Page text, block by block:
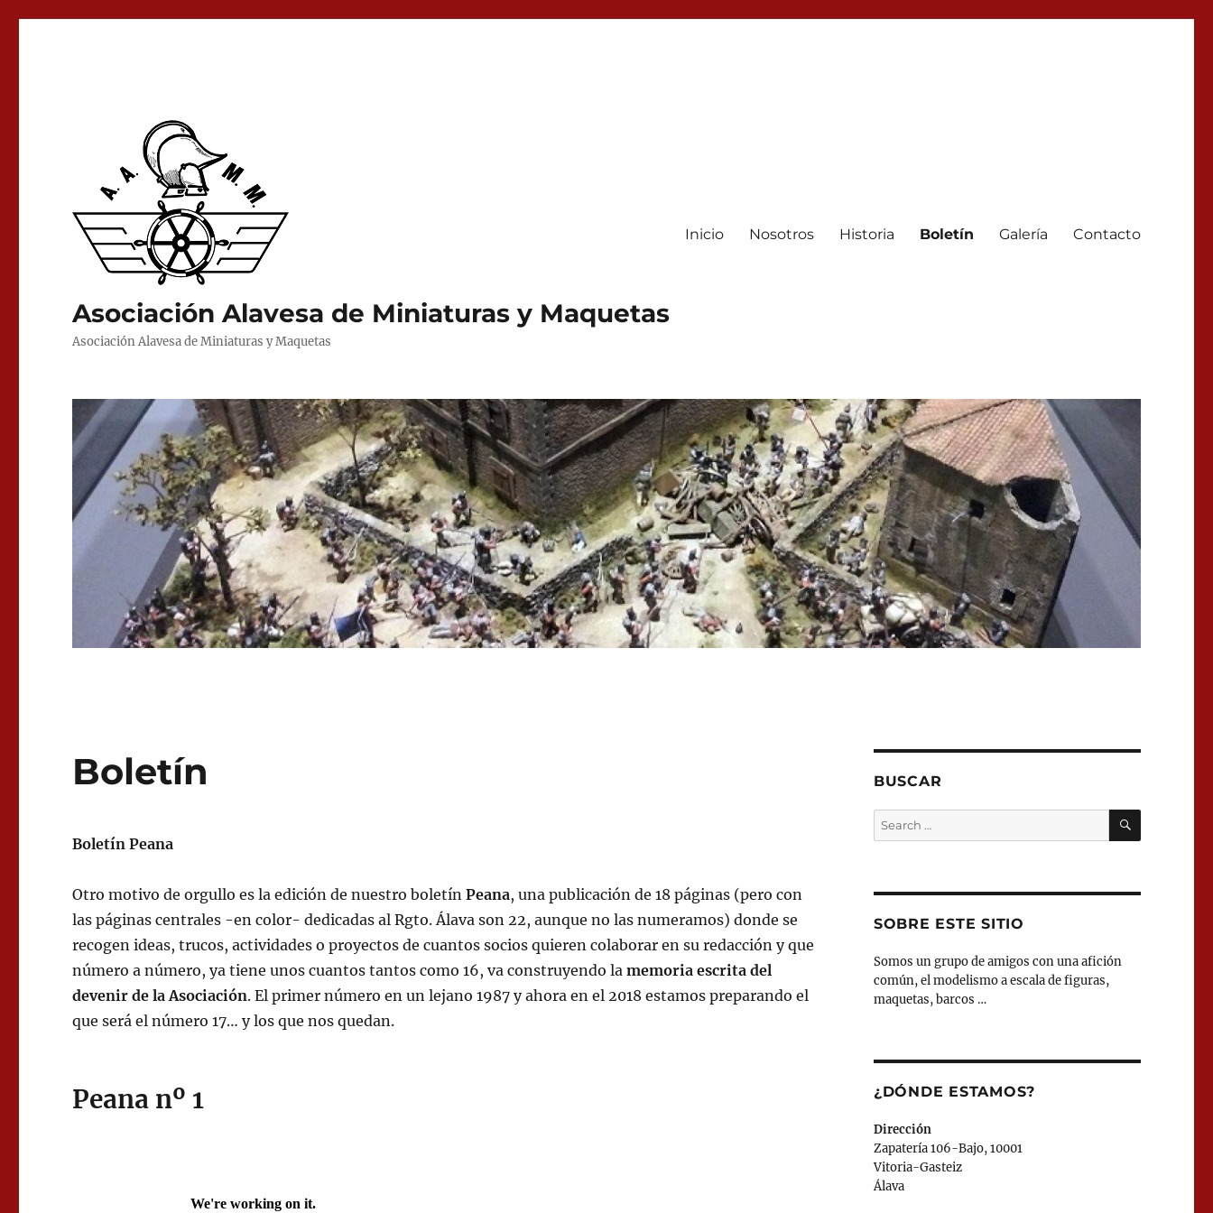
Asociación Alavesa de Miniaturas y Maquetas
Asociación Alavesa de Miniaturas y Maquetas
Inicio Nosotros Historia Boletín Galería Contacto
Boletín
Boletín Peana
Otro motivo de orgullo es la edición de nuestro boletínPeana, una publicación de 18 páginas (pero con
las páginas centrales -en color- dedicadas al Rgto. Álava son 22, aunque no las numeramos) donde se
recogen ideas, trucos, actividades o proyectos de cuantos socios quieren colaborar en su redacción y que
número a número, ya tiene unos cuantos tantos como 16, va construyendo lamemoria escrita del
devenir de la Asociación. El primer número en un lejano 1987 y ahora en el 2018 estamos preparando el
que será el número 17… y los que nos quedan.
Peana nº 1
BUSCAR
Search
for:
SEARCH
SOBRE ESTE SITIO
Somos un grupo de amigos con una afición
común, el modelismo a escala de figuras,
maquetas, barcos …
¿DÓNDE ESTAMOS?
Dirección
Zapatería 106-Bajo, 10001
Vitoria-Gasteiz
Álava